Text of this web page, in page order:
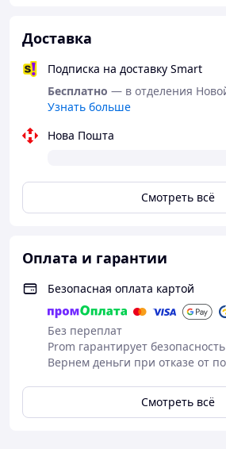
формі, часто порошкоподібна.
цей продукт не змінює своїх
навіть протягом декілько років.
Доставка
Подписка на доставку Smart
Бесплатно — в отделения
Узнать больше
Нова Пошта
Смотреть всё
Оплата и гарантии
Безопасная оплата картой
Без переплат
Prom гарантирует безопасность
Вернем деньги при отказе от
Смотреть всё